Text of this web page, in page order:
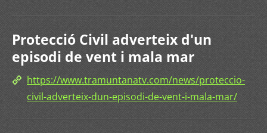
Protecció Civil adverteix d'un
episodi de vent i mala mar
https://www.tramuntanatv.com/news/proteccio-
civil-adverteix-dun-episodi-de-vent-i-mala-mar/